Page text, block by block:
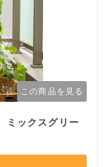
この商品を見る
ックスグリー